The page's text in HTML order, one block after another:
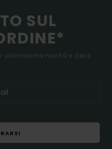
SUL
ultimissime novità e delle